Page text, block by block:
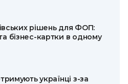
рішень для ФОП:
бізнес-картки в одному
українці з-за